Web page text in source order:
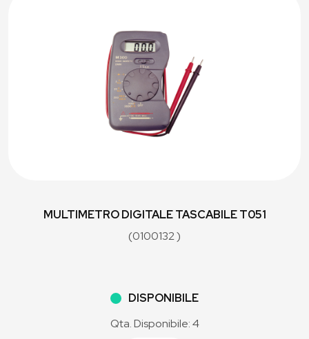
MULTIMETRO DIGITALE TASCABILE T051
(0100132 )
DISPONIBILE
Qta. Disponibile: 4